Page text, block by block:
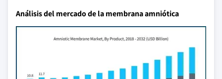
Análisis del mercado de la membrana amniótica